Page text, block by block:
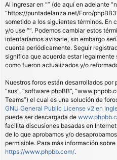
s
Al ingresar en “” (de aquí en adelante
“https://puntadelanza.net/Foro/
sometido a los siguientes términos. En
y/o use “”. Podemos cambiar estos
intentaríamos avisarle, sin embargo
cuenta periódicamente. Seguir
significa que acuerda estar legalmente
como fueron actualizados y/o
Nuestros foros están desarrollados por
“sus”, “software phpBB”,
Teams”) el cual es una solución de
GNU General Public License v2 en
puede ser descargada de
facilita discusiones basadas en
de lo que aprobamos y/o
permisible. Para más información
https://www.phpbb.com/.